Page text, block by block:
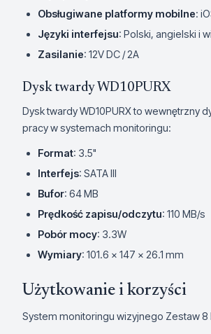
Obsługiwane platformy mobilne:
Języki interfejsu: Polski, angielski i
Zasilanie: 12V DC / 2A
Dysk twardy WD10PURX
Dysk twardy WD10PURX to wewnętrzny
pracy w systemach monitoringu:
Format: 3.5"
Interfejs: SATA III
Bufor: 64 MB
Prędkość zapisu/odczytu: 110 MB/s
Pobór mocy: 3.3W
Wymiary: 101.6 x 147 x 26.1 mm
Użytkowanie i korzyści
System monitoringu wizyjnego Zestaw 8